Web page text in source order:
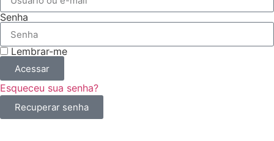
Senha
Lembrar-me
Acessar
Esqueceu sua senha?
Recuperar senha